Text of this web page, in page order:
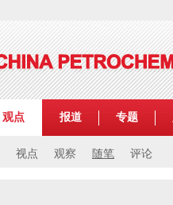
观点
视点 观察 随笔 评论
报道 专题